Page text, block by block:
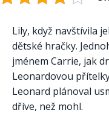
Lily, když navštívila
dětské hračky.
jménem Carrie, jak
Leonardovou
Leonard plánoval
dříve, než mohl.